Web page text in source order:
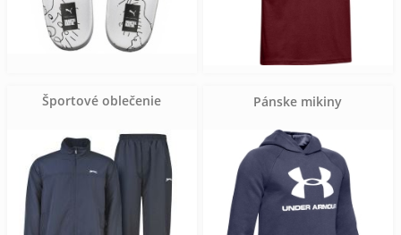
Športové oblečenie Pánske mikiny